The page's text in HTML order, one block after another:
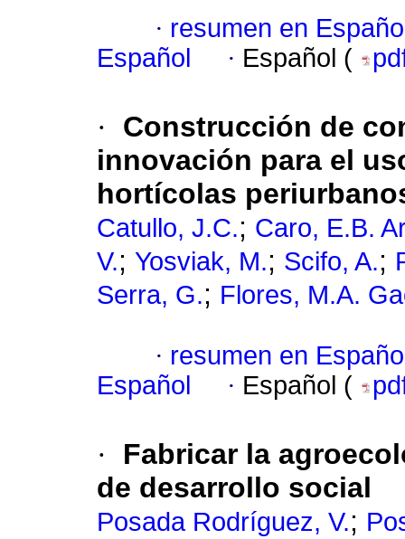
· resumen en
Español
· Español (
·
Construcción de
innovación para el
hortícolas
Catullo, J.C.; Caro, E.B.
V.; Yosviak, M.; Scifo, A.;
Serra, G.; Flores, M.A.
· resumen en
Español
· Español (
·
Fabricar la
de desarrollo social
Posada Rodríguez, V.;